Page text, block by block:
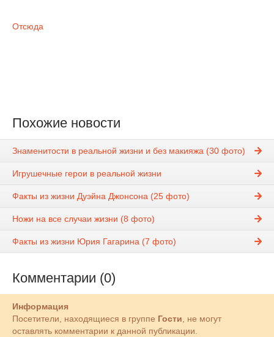
Отсюда
Похожие новости
Знаменитости в реальной жизни и без макияжа (30 фото)
Игрушечные герои в реальной жизни
Факты из жизни Дуэйна Джонсона (25 фото)
Ножи на все случаи жизни (8 фото)
Факты из жизни Юрия Гагарина (7 фото)
Комментарии (0)
Информация
Посетители, находящиеся в группе Гости, не могут
оставлять комментарии к данной публикации.